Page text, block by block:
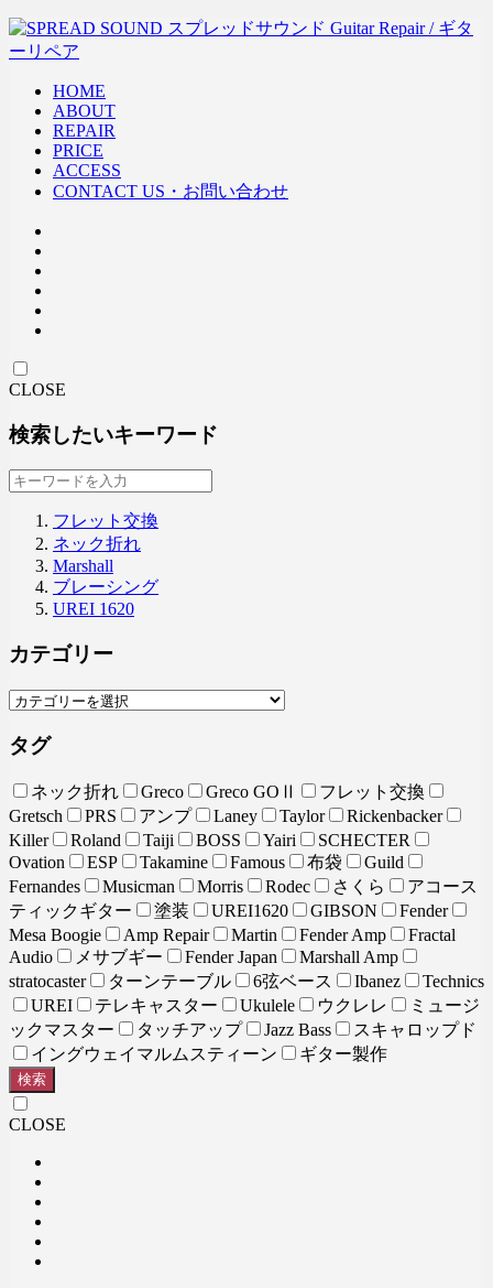
HOME
ABOUT
REPAIR
PRICE
ACCESS
CONTACT US・お問い合わせ
CLOSE
検索したいキーワード
フレット交換
ネック折れ
Marshall
ブレーシング
UREI 1620
カテゴリー
タグ
ネック折れ Greco Greco GOⅡ
フレット交換
Gretsch
PRS アンプ Laney Taylor
Rickenbacker
Killer
Roland Taiji BOSS Yairi
SCHECTER
Ovation
ESP Takamine Famous 布袋
Guild
Fernandes
Musicman Morris Rodec さくら
アコース
ティックギター
塗装 UREI1620 GIBSON
Fender
Mesa Boogie
Amp Repair Martin Fender Amp
Fractal
Audio
メサブギー Fender Japan
Marshall Amp
stratocaster
ターンテーブル 6弦ベース Ibanez
Technics
UREI
テレキャスター Ukulele ウクレレ
ミュージ
ックマスター
タッチアップ Jazz Bass
スキャロップド
イングウェイマルムスティーン
ギター製作
検索
CLOSE